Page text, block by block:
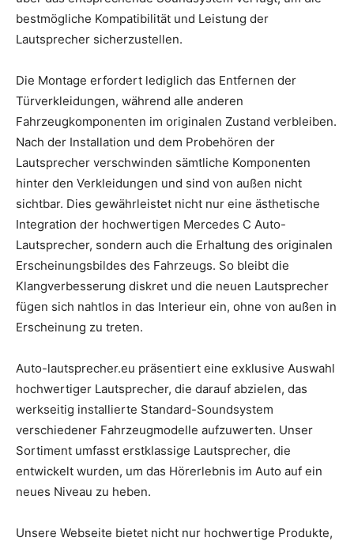
bestmögliche Kompatibilität und Leistung der
Lautsprecher sicherzustellen.
Die Montage erfordert lediglich das Entfernen der
Türverkleidungen, während alle anderen
Fahrzeugkomponenten im originalen Zustand verbleiben.
Nach der Installation und dem Probehören der
Lautsprecher verschwinden sämtliche Komponenten
hinter den Verkleidungen und sind von außen nicht
sichtbar. Dies gewährleistet nicht nur eine ästhetische
Integration der hochwertigen Mercedes C Auto-
Lautsprecher, sondern auch die Erhaltung des originalen
Erscheinungsbildes des Fahrzeugs. So bleibt die
Klangverbesserung diskret und die neuen Lautsprecher
fügen sich nahtlos in das Interieur ein, ohne von außen in
Erscheinung zu treten.
Auto-lautsprecher.eu präsentiert eine exklusive Auswahl
hochwertiger Lautsprecher, die darauf abzielen, das
werkseitig installierte Standard-Soundsystem
verschiedener Fahrzeugmodelle aufzuwerten. Unser
Sortiment umfasst erstklassige Lautsprecher, die
entwickelt wurden, um das Hörerlebnis im Auto auf ein
neues Niveau zu heben.
Unsere Webseite bietet nicht nur hochwertige Produkte,